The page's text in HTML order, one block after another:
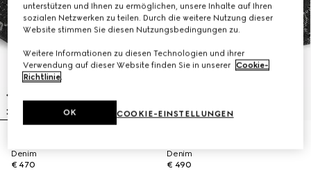
Denim
€ 470
Denim
€ 490
unterstützen und Ihnen zu ermöglichen, unsere Inhalte auf Ihren
sozialen Netzwerken zu teilen. Durch die weitere Nutzung dieser
Website stimmen Sie diesen Nutzungsbedingungen zu.
Weitere Informationen zu diesen Technologien und ihrer
Verwendung auf dieser Website finden Sie in unserer Cookie-
Richtlinie.
COOKIE-EINSTELLUNGEN
OK